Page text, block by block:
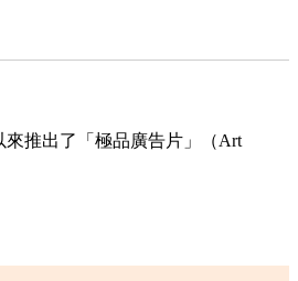
來推出了「極品廣告片」（Art